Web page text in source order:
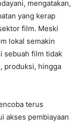
mengatakan,
yang kerap
film. Meski
lokal semakin
sebuah film tidak
produksi, hingga
terus
akses pembiayaan